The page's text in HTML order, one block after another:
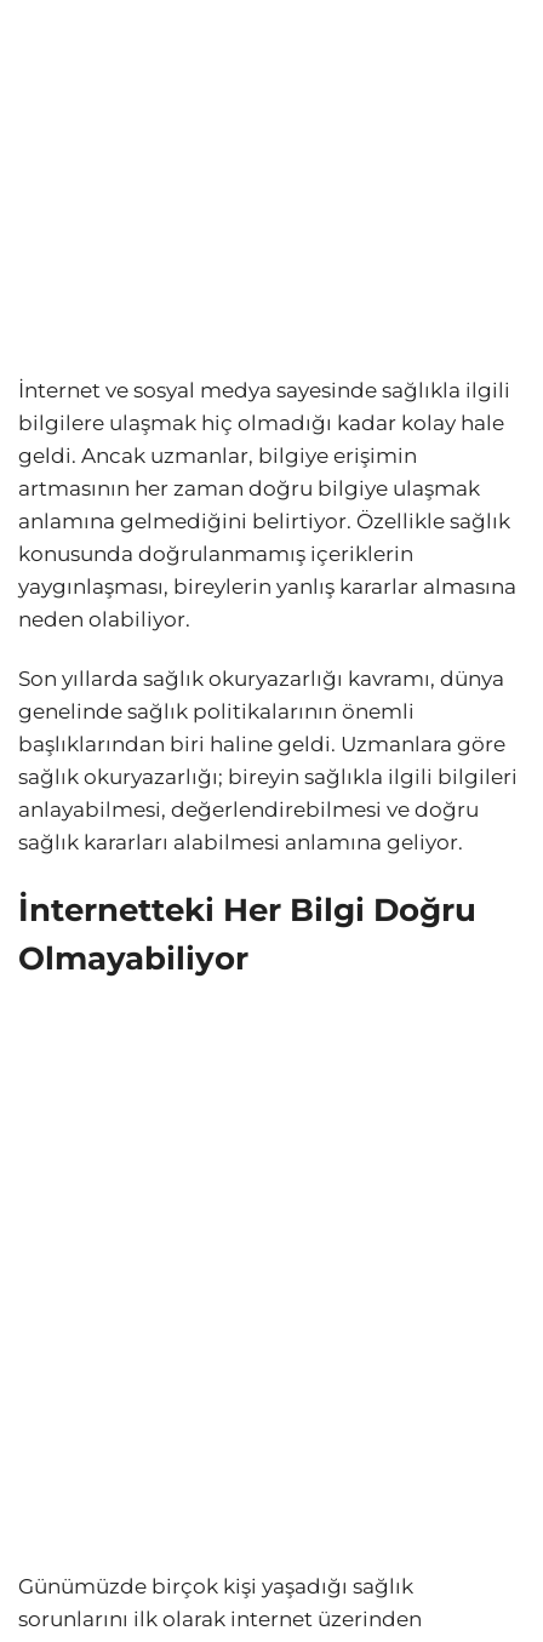
İnternet ve sosyal medya sayesinde sağlıkla ilgili
bilgilere ulaşmak hiç olmadığı kadar kolay hale
geldi. Ancak uzmanlar, bilgiye erişimin
artmasının her zaman doğru bilgiye ulaşmak
anlamına gelmediğini belirtiyor. Özellikle sağlık
konusunda doğrulanmamış içeriklerin
yaygınlaşması, bireylerin yanlış kararlar almasına
neden olabiliyor.
Son yıllarda sağlık okuryazarlığı kavramı, dünya
genelinde sağlık politikalarının önemli
başlıklarından biri haline geldi. Uzmanlara göre
sağlık okuryazarlığı; bireyin sağlıkla ilgili bilgileri
anlayabilmesi, değerlendirebilmesi ve doğru
sağlık kararları alabilmesi anlamına geliyor.
İnternetteki Her Bilgi Doğru
Olmayabiliyor
Günümüzde birçok kişi yaşadığı sağlık
sorunlarını ilk olarak internet üzerinden